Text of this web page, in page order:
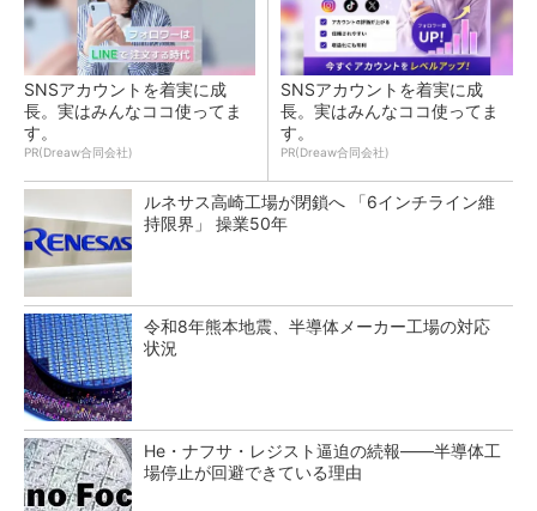
SNSアカウントを着実に成
長。実はみんなココ使ってま
す。
PR(Dreaw合同会社)
SNSアカウントを着実に成
長。実はみんなココ使ってま
す。
PR(Dreaw合同会社)
ルネサス高崎工場が閉鎖へ 「6インチライン維
持限界」 操業50年
令和8年熊本地震、半導体メーカー工場の対応
状況
He・ナフサ・レジスト逼迫の続報――半導体工
場停止が回避できている理由